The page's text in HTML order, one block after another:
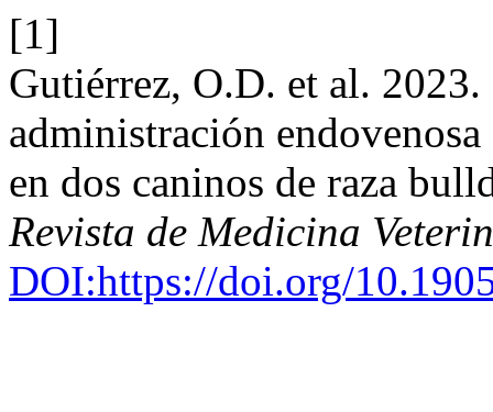
[1]
Gutiérrez, O.D. et al. 2023.
administración
en dos caninos de raza
Revista de Medicina
DOI:https://doi.org/